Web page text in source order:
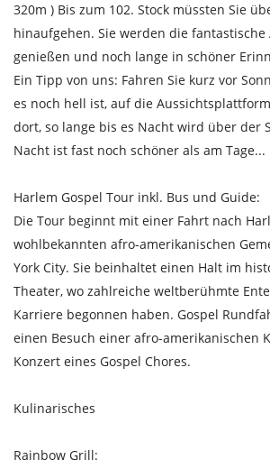
320m ) Bis zum 102. Stock müssten Sie
hinaufgehen. Sie werden die fantastische
genießen und noch lange in schöner
Ein Tipp von uns: Fahren Sie kurz vor
es noch hell ist, auf die
dort, so lange bis es Nacht wird über der
Nacht ist fast noch schöner als am Tage...
Harlem Gospel Tour inkl. Bus und Guide:
Die Tour beginnt mit einer Fahrt nach
wohlbekannten afro-amerikanischen
York City. Sie beinhaltet einen Halt im
Theater, wo zahlreiche weltberühmte
Karriere begonnen haben. Gospel
einen Besuch einer afro-amerikanischen
Konzert eines Gospel Chores.
Kulinarisches
Rainbow Grill: